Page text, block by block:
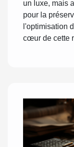
un luxe, mais
pour la
l'optimisation
cœur de cette